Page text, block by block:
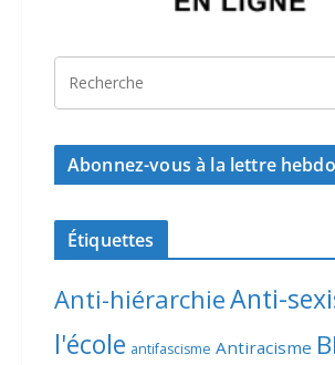
Abonnez-vous à la lettre
Étiquettes
Anti-hiérarchieAnti-
l'école antifascisme Antiracisme